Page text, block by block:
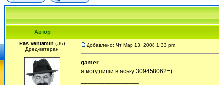
Автор
Ras Veniamin (36)
Дред-ветеран
Добавлено: Чт Мар 13, 2008 1:33 pm
gamer
я могу,пиши в аську 309458062=)